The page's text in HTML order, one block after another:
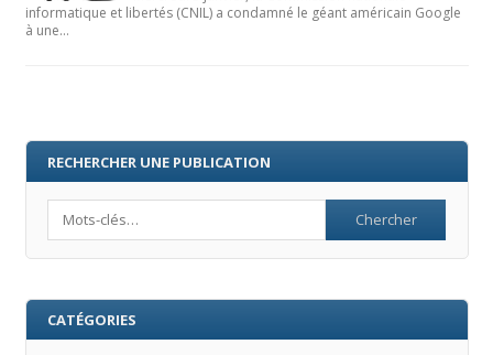
informatique et libertés (CNIL) a condamné le géant américain Google
à une…
RECHERCHER UNE PUBLICATION
CATÉGORIES